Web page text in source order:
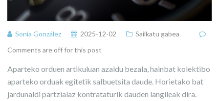
Sonia González 2025-12-02
Sailkatu gabea
Comments are off for this post
Aparteko orduen artikuluan azaldu bezala, hainbat kolektibo
aparteko orduak egitetik salbuetsita daude. Horietako bat
jardunaldi partzialaz kontrataturik dauden langileak dira.